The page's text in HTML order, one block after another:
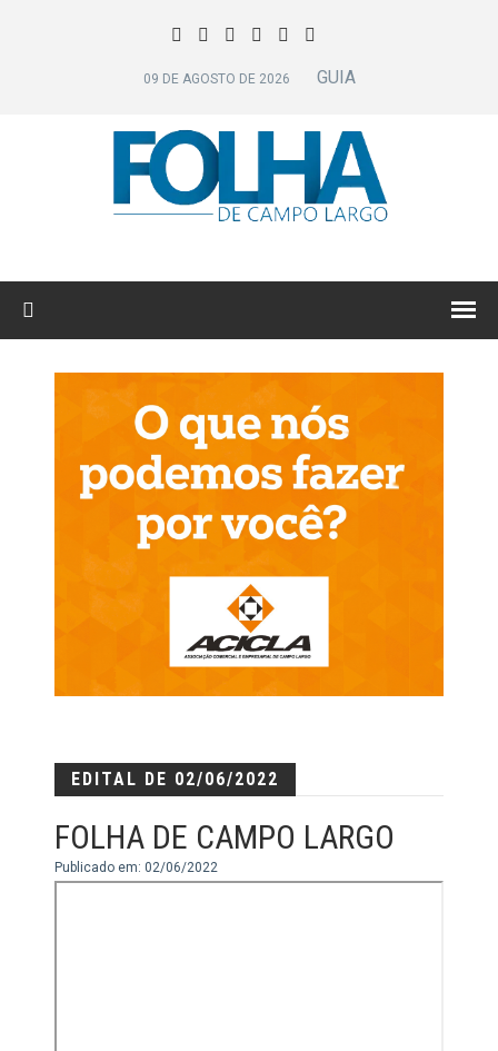
09 DE AGOSTO DE 2026 GUIA
EDITAL DE 02/06/2022
FOLHA DE CAMPO LARGO
Publicado em: 02/06/2022